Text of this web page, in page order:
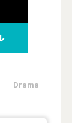
Drama